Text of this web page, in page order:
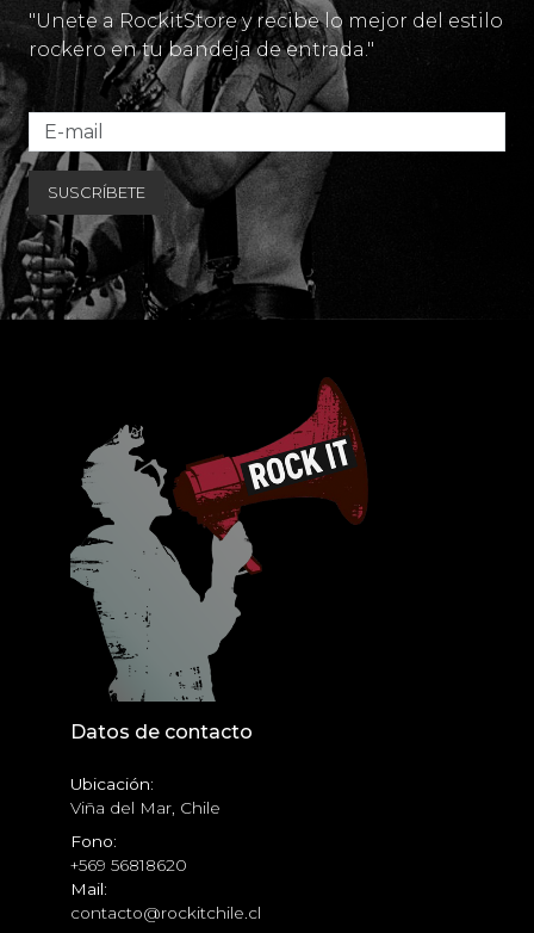
"Unete a RockitStore y recibe lo mejor del estilo
rockero en tu bandeja de entrada."
Datos de contacto
Ubicación:
Viña del Mar, Chile
Fono:
+569 56818620
Mail:
contacto@rockitchile.cl